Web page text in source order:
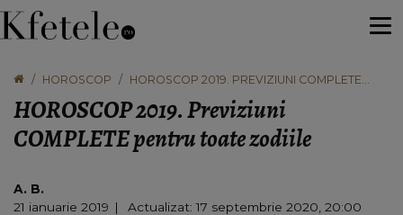
HOROSCOP
HOROSCOP 2019. PREVIZIUNI COMPLETE
HOROSCOP 2019. Previziuni
COMPLETE pentru toate zodiile
A. B.
21 ianuarie 2019
Actualizat: 17 septembrie 2020, 20:00